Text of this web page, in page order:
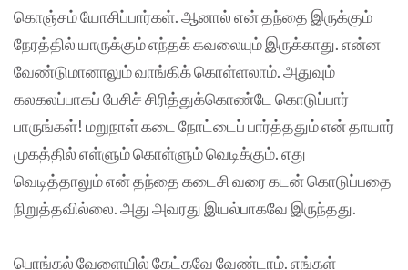
கொஞ்சம் யோசிப்பார்கள். ஆனால் என் தந்தை இருக்கும்
நேரத்தில் யாருக்கும் எந்தக் கவலையும் இருக்காது. என்ன
வேண்டுமானாலும் வாங்கிக் கொள்ளலாம். அதுவும்
கலகலப்பாகப் பேசிச் சிரித்துக்கொண்டே கொடுப்பார்
பாருங்கள்! மறுநாள் கடை நோட்டைப் பார்த்ததும் என் தாயார்
முகத்தில் எள்ளும் கொள்ளும் வெடிக்கும். எது
வெடித்தாலும் என் தந்தை கடைசி வரை கடன் கொடுப்பதை
நிறுத்தவில்லை. அது அவரது இயல்பாகவே இருந்தது.
பொங்கல் வேளையில் கேட்கவே வேண்டாம். எங்கள்